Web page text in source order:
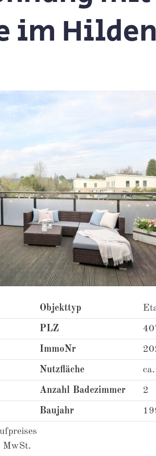
im
Objekttyp
PLZ
ImmoNr
Nutzfläche
Anzahl Badezimmer 2
Baujahr
MwSt.